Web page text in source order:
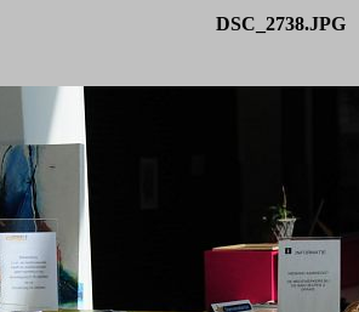
DSC_2738.JPG